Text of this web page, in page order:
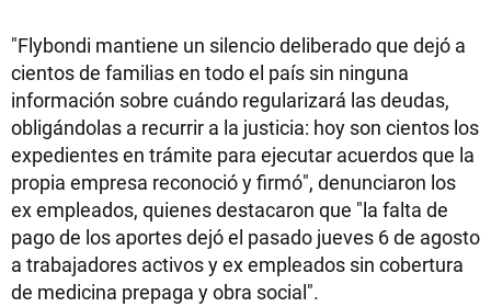
"Flybondi mantiene un silencio deliberado que dejó a
cientos de familias en todo el país sin ninguna
información sobre cuándo regularizará las deudas,
obligándolas a recurrir a la justicia: hoy son cientos los
expedientes en trámite para ejecutar acuerdos que la
propia empresa reconoció y firmó", denunciaron los
ex empleados, quienes destacaron que "la falta de
pago de los aportes dejó el pasado jueves 6 de agosto
a trabajadores activos y ex empleados sin cobertura
de medicina prepaga y obra social".